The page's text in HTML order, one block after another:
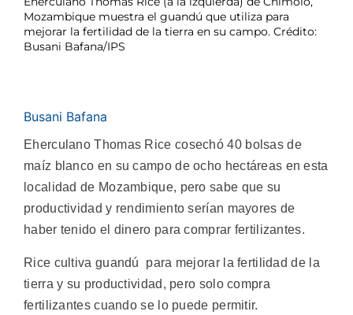
Mozambique muestra el guandú que utiliza para
mejorar la fertilidad de la tierra en su campo. Crédito:
Busani Bafana/IPS
Busani Bafana
Eherculano Thomas Rice cosechó 40 bolsas de
maíz blanco en su campo de ocho hectáreas en esta
localidad de Mozambique, pero sabe que su
productividad y rendimiento serían mayores de
haber tenido el dinero para comprar fertilizantes.
Rice cultiva guandú para mejorar la fertilidad de la
tierra y su productividad, pero solo compra
fertilizantes cuando se lo puede permitir.